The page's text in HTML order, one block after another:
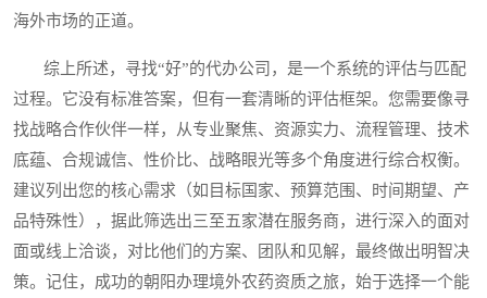
海外市场的正道。
综上所述，寻找“好”的代办公司，是一个系统的评估与匹配
过程。它没有标准答案，但有一套清晰的评估框架。您需要像寻
找战略合作伙伴一样，从专业聚焦、资源实力、流程管理、技术
底蕴、合规诚信、性价比、战略眼光等多个角度进行综合权衡。
建议列出您的核心需求（如目标国家、预算范围、时间期望、产
品特殊性），据此筛选出三至五家潜在服务商，进行深入的面对
面或线上洽谈，对比他们的方案、团队和见解，最终做出明智决
策。记住，成功的朝阳办理境外农药资质之旅，始于选择一个能